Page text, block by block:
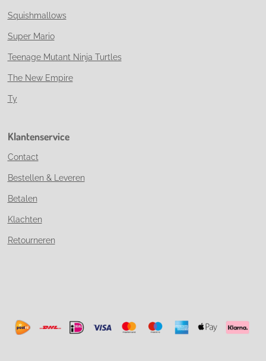
Squishmallows
Super Mario
Teenage Mutant Ninja Turtles
The New Empire
Ty
Klantenservice
Contact
Bestellen & Leveren
Betalen
Klachten
Retourneren